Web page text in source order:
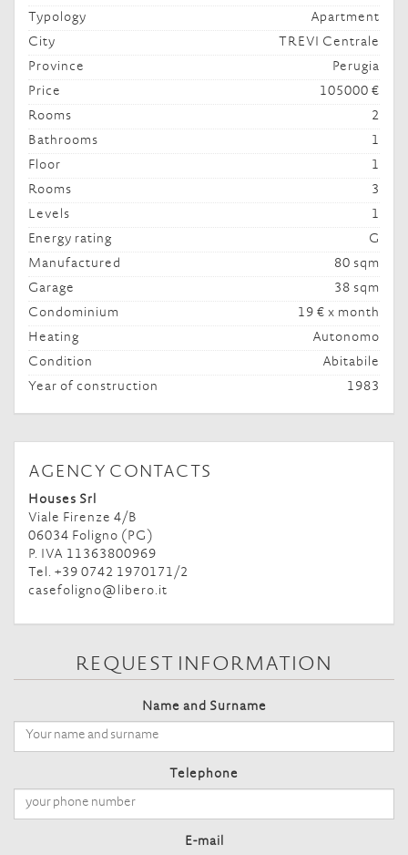
Typology
Apartment
City
TREVI Centrale
Province
Perugia
Price
105000 €
Rooms
2
Bathrooms
1
Floor
1
Rooms
3
Levels
1
Energy rating
G
Manufactured
80 sqm
Garage
38 sqm
Condominium
19 € x month
Heating
Autonomo
Condition
Abitabile
Year of construction
1983
AGENCY CONTACTS
Houses Srl
Viale Firenze 4/B
06034 Foligno (PG)
P. IVA 11363800969
Tel. +39 0742 1970171/2
casefoligno@libero.it
REQUEST INFORMATION
Name and Surname
Telephone
E-mail